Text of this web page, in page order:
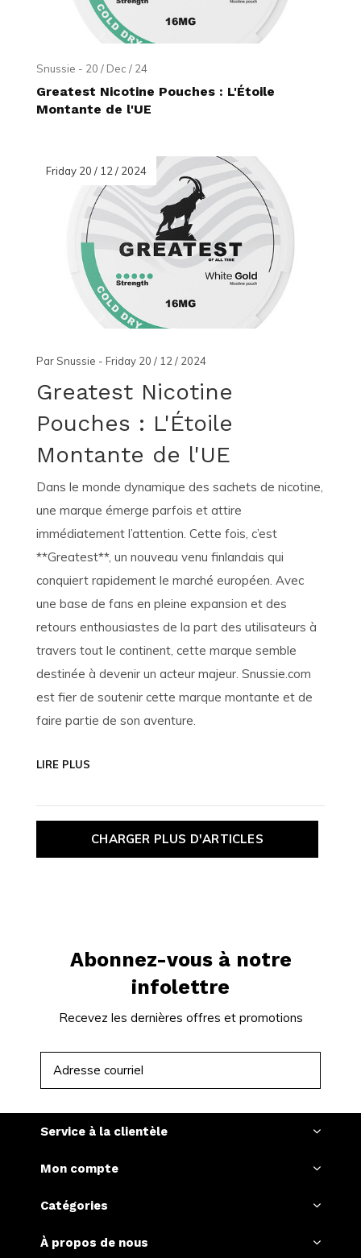
Snussie - 20 / Dec / 24
Greatest Nicotine Pouches : L'Étoile
Montante de l'UE
Friday 20 / 12 / 2024
Par Snussie - Friday 20 / 12 / 2024
Greatest Nicotine
Pouches : L'Étoile
Montante de l'UE
Dans le monde dynamique des sachets de nicotine,
une marque émerge parfois et attire
immédiatement l’attention. Cette fois, c’est
**Greatest**, un nouveau venu finlandais qui
conquiert rapidement le marché européen. Avec
une base de fans en pleine expansion et des
retours enthousiastes de la part des utilisateurs à
travers tout le continent, cette marque semble
destinée à devenir un acteur majeur. Snussie.com
est fier de soutenir cette marque montante et de
faire partie de son aventure.
LIRE PLUS
CHARGER PLUS D'ARTICLES
Abonnez-vous à notre
infolettre
Recevez les dernières offres et promotions
Service à la clientèle
Mon compte
Catégories
À propos de nous